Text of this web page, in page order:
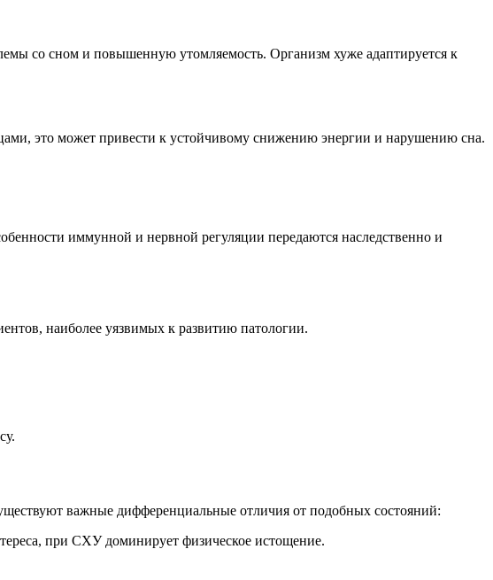
со сном и повышенную утомляемость. Организм хуже адаптируется к
это может привести к устойчивому снижению энергии и нарушению сна.
иммунной и нервной регуляции передаются наследственно и
наиболее уязвимых к развитию патологии.
важные дифференциальные отличия от подобных состояний:
при СХУ доминирует физическое истощение.